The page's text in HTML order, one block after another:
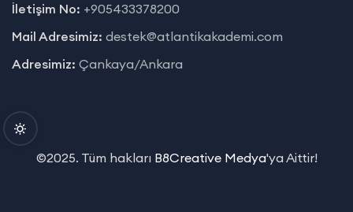
İletişim No: +905433378200
Mail Adresimiz: destek@atlantikakademi.com
Adresimiz: Çankaya/Ankara
©2025. Tüm hakları B8Creative Medya'ya Aittir!